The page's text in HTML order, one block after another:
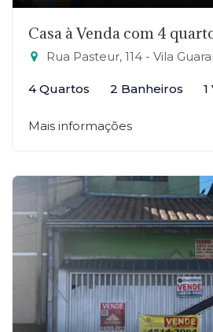
Casa à Venda com 4
Rua Pasteur, 114 - Vila
4 Quartos 2 Banheiros 1
Mais informações